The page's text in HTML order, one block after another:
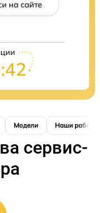
на сайте
Модели Наши работы
сервис-